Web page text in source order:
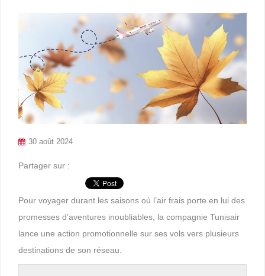
30 août 2024
Partager sur :
Pour voyager durant les saisons où l’air frais porte en lui des
promesses d’aventures inoubliables, la compagnie Tunisair
lance une action promotionnelle sur ses vols vers plusieurs
destinations de son réseau.